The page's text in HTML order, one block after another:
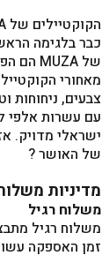
כבר בלגימה
של MUZA הם הפתרון המושלם.
מאחורי
צבעים, ניחוחות
ישראלי מדויק.
של האושר ?
מדיניות
משלוח רגיל
משלוח רגיל מתבצע עד 4 ימי עסקים
זמן האספקה